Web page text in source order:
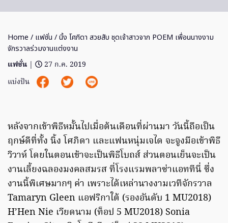
Home / แฟชั่น / นิ้ง โศภิดา สวยสับ ชุดเจ้าสาวจาก POEM เพื่อนนางงาม
จักรวาลร่วมงานแต่งงาน
แฟชั่น |
27 ก.ค. 2019
แบ่งปัน
หลังจากเข้าพิธีหมั้นไปเมื่อต้นเดือนที่ผ่านมา วันนี้ถือเป็น
ฤกษ์ดีที่ทั้ง นิ้ง โศภิดา และแฟนหนุ่มเจได จะจูงมือเข้าพิธี
วิวาห์ โดยในตอนเช้าจะเป็นพิธีโบถส์ ส่วนตอนเย็นจะเป็น
งานเลี้ยงฉลองมงคลสมรส ที่โรงแรมพลาซ่าแอททีนี่ ซึ่ง
งานนี้พิเศษมากๆ ค่า เพราะได้เหล่านางงามเวทีจักรวาล
Tamaryn Gleen แอฟริกาใต้ (รองอันดับ 1 MU2018)
H’Hen Nie เวียดนาม (ท็อป 5 MU2018) Sonia